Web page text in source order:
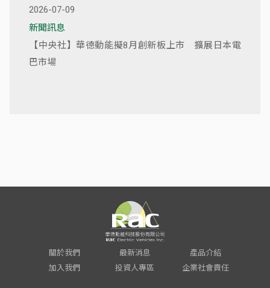
2026-07-09
新聞訊息
【中央社】華德動能擬8月創新板上市 擴展日本電
巴市場
關於我們 最新消息
產品介紹
加入我們
投資人專區 企業社會責任